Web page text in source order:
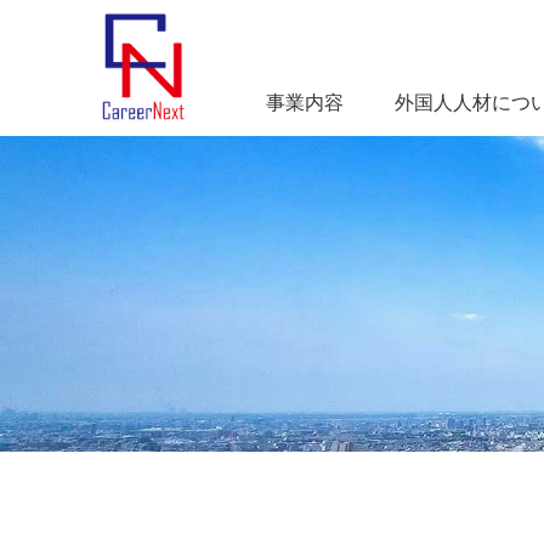
事業内容 外国人人材につ